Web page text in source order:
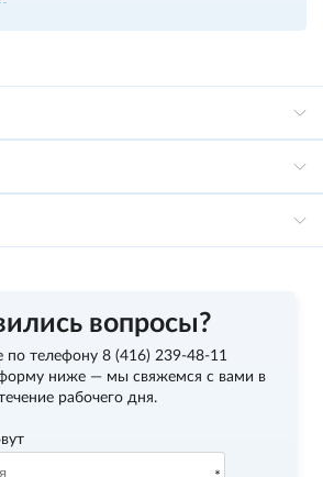
вопросы?
по телефону 8 (416) 239-48-11
ниже — мы свяжемся с вами в
рабочего дня.